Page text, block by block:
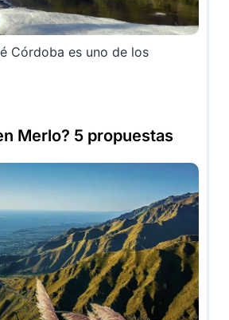
Córdoba es uno de los
Merlo? 5 propuestas